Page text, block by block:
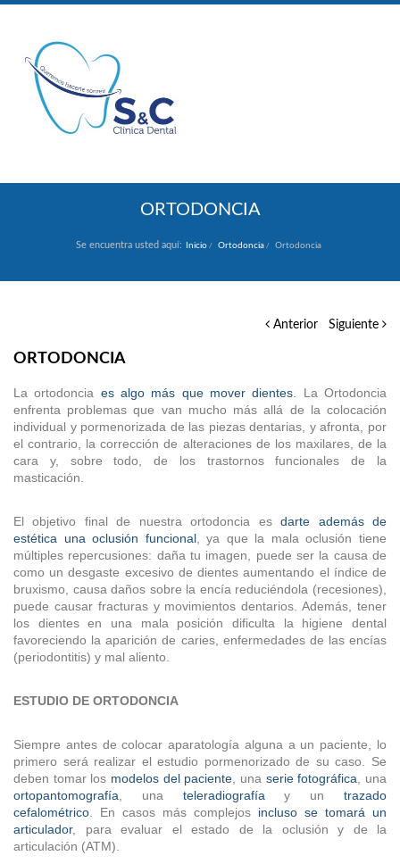
ORTODONCIA
Se encuentra usted aquí: Inicio Ortodoncia Ortodoncia
Anterior Siguiente
ORTODONCIA
La ortodoncia es algo más que mover dientes . La Ortodoncia
enfrenta problemas que van mucho más allá de la colocación
individual y pormenorizada de las piezas dentarias, y afronta, por
el contrario, la corrección de alteraciones de los maxilares, de la
cara y, sobre todo, de los trastornos funcionales de la
masticación.
El objetivo final de nuestra ortodoncia esdarte además de
estética una oclusión funcional, ya que la mala oclusión tiene
múltiples repercusiones: daña tu imagen, puede ser la causa de
como un desgaste excesivo de dientes aumentando el índice de
bruxismo, causa daños sobre la encía reduciéndola (recesiones),
puede causar fracturas y movimientos dentarios. Además, tener
los dientes en una mala posición dificulta la higiene dental
favoreciendo la aparición de caries, enfermedades de las encías
(periodontitis) y mal aliento.
ESTUDIO DE ORTODONCIA
Siempre antes de colocar aparatología alguna a un paciente, lo
primero será realizar el estudio pormenorizado de su caso. Se
deben tomar los modelos del paciente , una serie fotográfica , una
ortopantomografía , una teleradiografía y untrazado
cefalométrico . En casos más complejos incluso se tomará un
articulador, para evaluar el estado de la oclusión y de la
articulación (ATM).